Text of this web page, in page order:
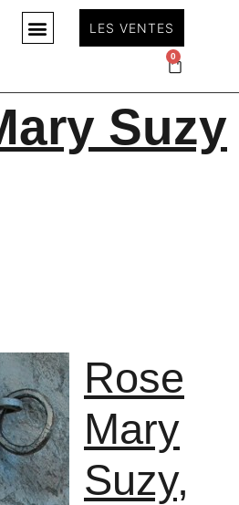
LES VENTES
0
Suzy
Rose
Mary
Suzy,